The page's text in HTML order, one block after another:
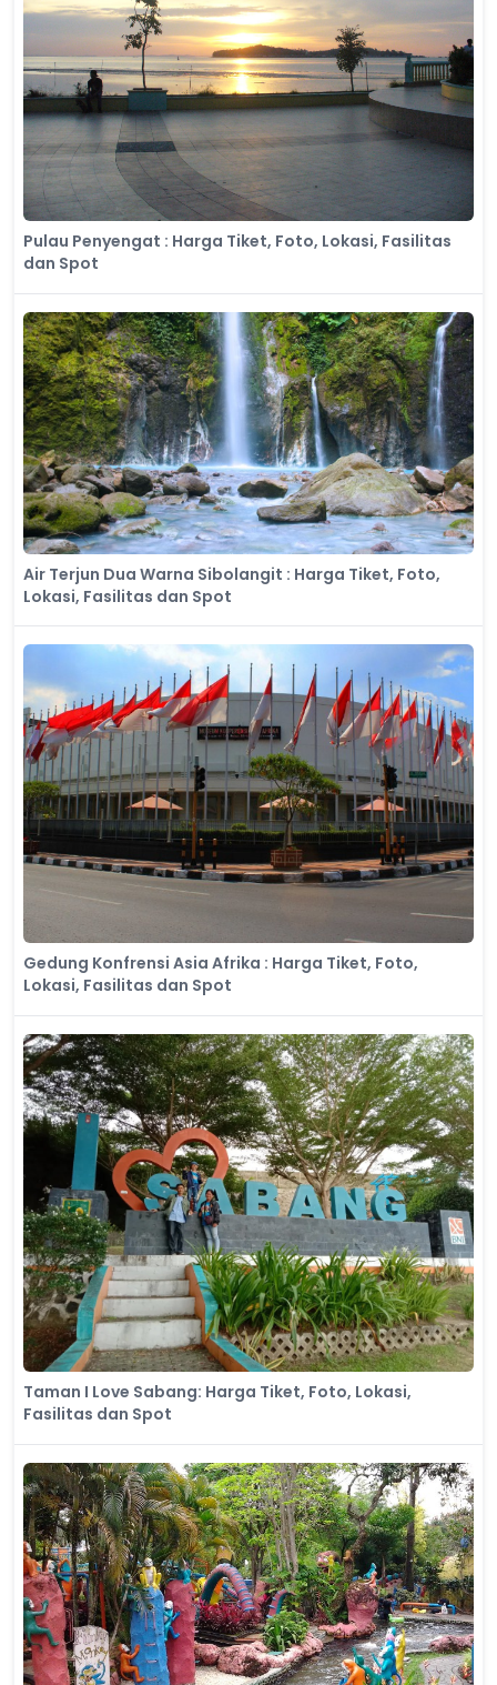
Pulau Penyengat : Harga Tiket, Foto, Lokasi, Fasilitas
dan Spot
Air Terjun Dua Warna Sibolangit : Harga Tiket, Foto,
Lokasi, Fasilitas dan Spot
Gedung Konfrensi Asia Afrika : Harga Tiket, Foto,
Lokasi, Fasilitas dan Spot
Taman I Love Sabang: Harga Tiket, Foto, Lokasi,
Fasilitas dan Spot